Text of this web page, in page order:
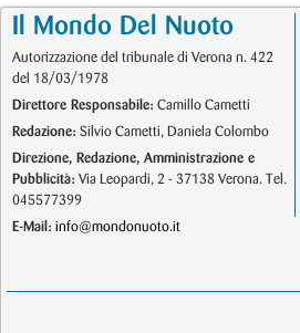
Il Mondo Del Nuoto
Autorizzazione del tribunale di Verona n. 422
del 18/03/1978
Direttore Responsabile: Camillo Cametti
Redazione: Silvio Cametti, Daniela Colombo
Direzione, Redazione, Amministrazione e
Pubblicità: Via Leopardi, 2 - 37138 Verona. Tel.
045577399
E-Mail: info@mondonuoto.it